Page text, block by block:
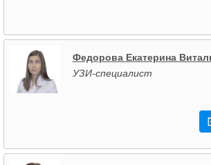
Федорова Екатерина
УЗИ-специалист